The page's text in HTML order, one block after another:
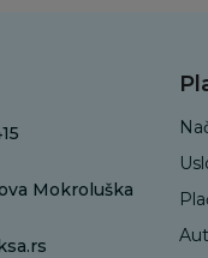
Mokroluška